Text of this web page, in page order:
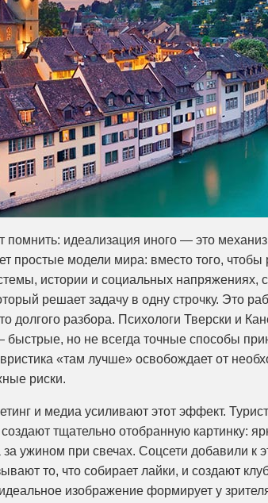
помнить: идеализация иного — это
простые модели мира: вместо того, чтобы
истории и социальных
решает задачу в одну строчку. Это
долгого разбора. Психологи Тверски и
быстрые, но не всегда точные способы
«там лучше» освобождает от
риски.
и медиа усиливают этот эффект.
тщательно отобранную картинку:
ужином при свечах. Соцсети добавили к
то, что собирает лайки, и создают
изображение формирует у